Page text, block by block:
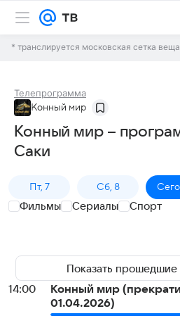
* транслируется московская сетка
Телепрограмма
Конный мир
Конный мир –
Саки
Пт, 7 Сб, 8
Фильмы Сериалы Спорт
Показать прошедшие
14:00
Конный мир
01.04.2026)